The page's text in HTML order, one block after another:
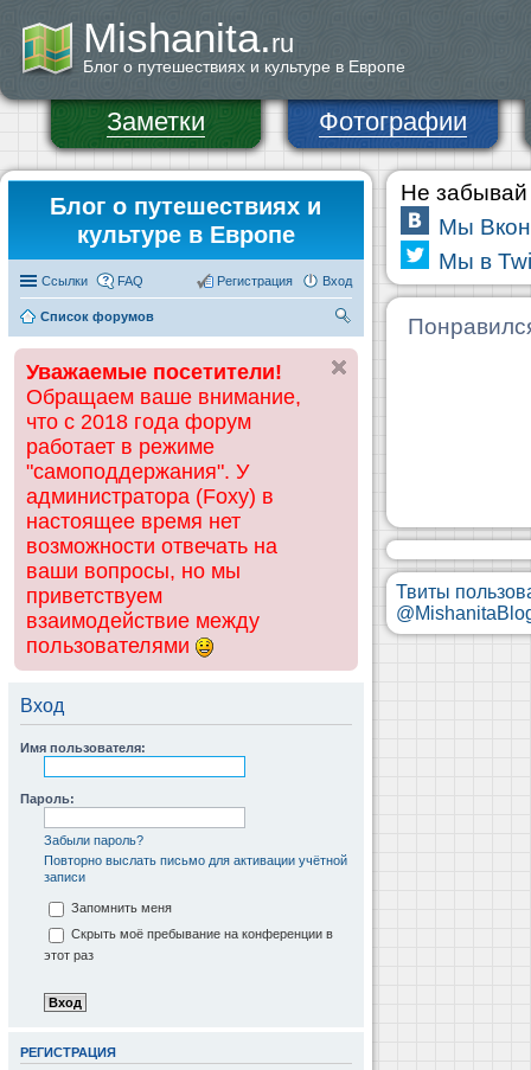
Mishanita.ru
Блог о путешествиях и культуре в Европе
Заметки Фотографии
Блог о путешествиях и
культуре в Европе
Ссылки FAQ Вход
Регистрация
Список форумов
ск
Уважаемые посетители!
Обращаем ваше внимание,
что с 2018 года форум
работает в режиме
"самоподдержания". У
администратора (Foxy) в
настоящее время нет
возможности отвечать на
ваши вопросы, но мы
приветствуем
взаимодействие между
пользователями
Вход
Имя пользователя:
Пароль:
Забыли пароль?
Повторно выслать письмо для активации учётной
записи
Запомнить меня
Скрыть моё пребывание на конференции в
этот раз
РЕГИСТРАЦИЯ
Не забывай
Мы
Мы в
Твиты